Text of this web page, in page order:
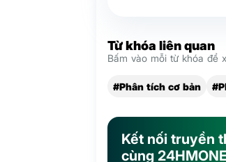
Từ khóa liên quan
Bấm vào mỗi từ khóa để
#Phân tích cơ bản
Kết nối truyền
cùng